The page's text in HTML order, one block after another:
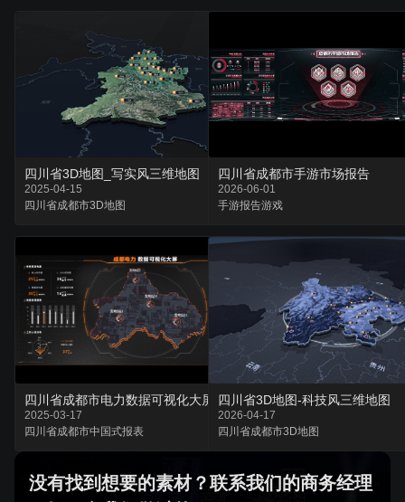
四川省3D地图_写实风三维地图
2025-04-15
四川省成都市3D地图
四川省成都市手游市场报告
2026-06-01
手游报告游戏
四川省成都市电力数据可视化大屏
2025-03-17
四川省成都市中国式报表
四川省3D地图-科技风三维地图
2026-04-17
四川省成都市3D地图
没有找到想要的素材？联系我们的商务经理